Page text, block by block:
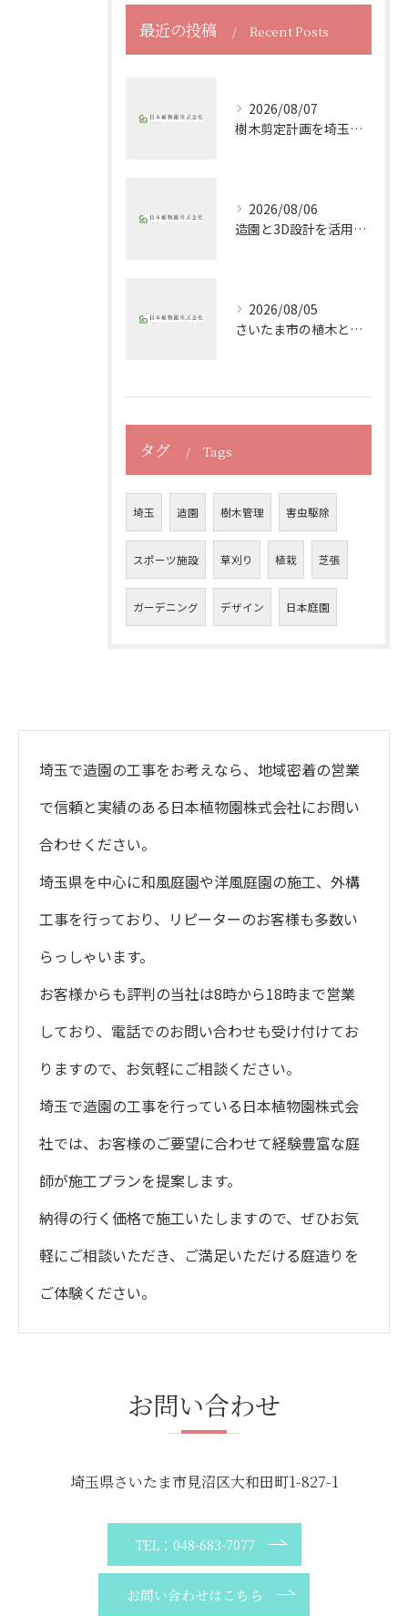
最近の投稿 Recent Posts
2026/08/07
樹木剪定計画を埼玉県で成功させる最適な時期と管理ポイントまとめ
2026/08/06
造園と3D設計を活用した理想の庭づくり最新デジタル化事例
2026/08/05
さいたま市の植木と植栽選びで庭を美しく保つコツと失敗しない管理ポイント
タグ Tags
埼玉 造園 樹木管理 害虫駆除
スポーツ施設 草刈り 植栽 芝張
ガーデニング デザイン 日本庭園
埼玉で造園の工事をお考えなら、地域密着の営業
で信頼と実績のある日本植物園株式会社にお問い
合わせください。
埼玉県を中心に和風庭園や洋風庭園の施工、外構
工事を行っており、リピーターのお客様も多数い
らっしゃいます。
お客様からも評判の当社は8時から18時まで営業
しており、電話でのお問い合わせも受け付けてお
りますので、お気軽にご相談ください。
埼玉で造園の工事を行っている日本植物園株式会
社では、お客様のご要望に合わせて経験豊富な庭
師が施工プランを提案します。
納得の行く価格で施工いたしますので、ぜひお気
軽にご相談いただき、ご満足いただける庭造りを
ご体験ください。
お問い合わせ
埼玉県さいたま市見沼区大和田町1-827-1
TEL：048-683-7077
お問い合わせはこちら